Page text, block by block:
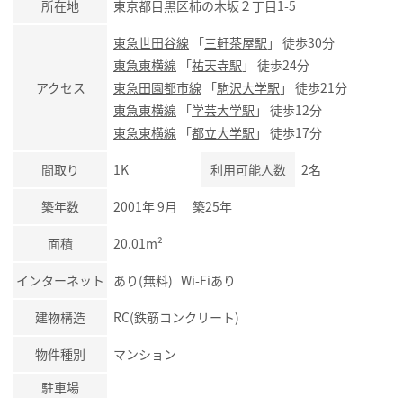
所在地 東京都目黒区柿の木坂２丁目1-5
アクセス
東急世田谷線 「三軒茶屋駅 」 徒歩30分
東急東横線 「祐天寺駅 」 徒歩24分
東急田園都市線 「駒沢大学駅 」 徒歩21分
東急東横線 「学芸大学駅 」 徒歩12分
東急東横線 「都立大学駅 」 徒歩17分
間取り 1K 利用可能人数 2名
築年数 2001年 9月 築25年
面積 20.01m²
インターネット あり(無料) Wi-Fiあり
建物構造 RC(鉄筋コンクリート)
物件種別
マンション
駐車場